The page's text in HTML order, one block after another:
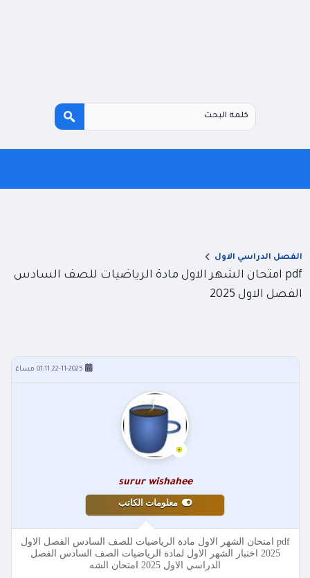
الفصل الدراسي الاول
pdf امتحان الشهر الاول مادة الرياضيات للصف السادس
الفصل الاول 2025
22-11-2025 01:11 مساءً
surur wishahee
معلومات الكاتب
pdf امتحان الشهر الاول مادة الرياضيات للصف السادس الفصل الاول
2025 اختبار الشهر الاول لمادة الرياضيات الصف السادس الفصل
الدراسي الاول 2025 امتحان الشه